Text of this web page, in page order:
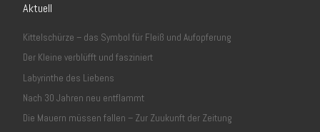
Aktuell
Kittelschürze – das Symbol für Fleiß und Aufopferung
Der Kleine verblüfft und fasziniert
Labyrinthe des Liebens
Nach 30 Jahren neu entflammt
Die Mauern müssen fallen – Zur Zuukunft der Zeitung